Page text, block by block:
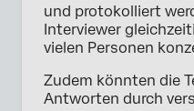
und protokolliert
Interviewer
vielen Personen
Zudem könnten die
Antworten durch